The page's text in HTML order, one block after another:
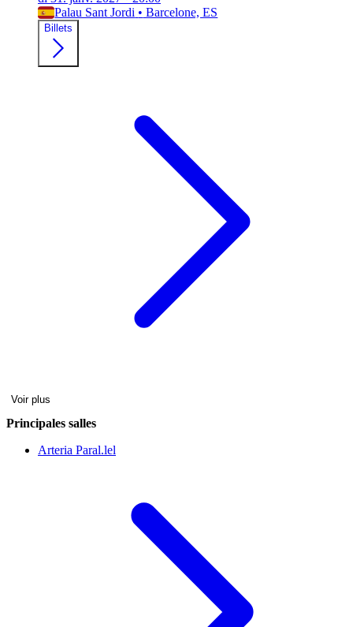
Palau Sant Jordi • Barcelone, ES
Billets
Voir plus
Principales salles
Arteria Paral.lel